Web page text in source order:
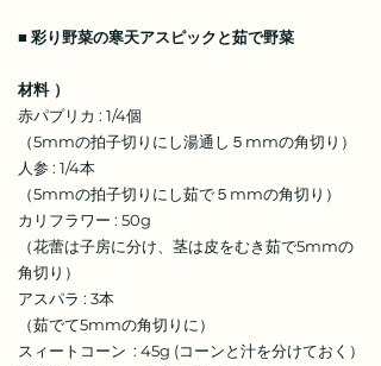
■ 彩り野菜の寒天アスピックと茹で野菜
材料 ）
赤パプリカ : 1/4個
（5mmの拍子切りにし湯通し５mmの角切り）
人参 : 1/4本
（5mmの拍子切りにし茹で５mmの角切り）
カリフラワー : 50g
（花蕾は子房に分け、茎は皮をむき茹で5mmの
角切り）
アスパラ : 3本
（茹でて5mmの角切りに）
スィートコーン : 45g (コーンと汁を分けておく）